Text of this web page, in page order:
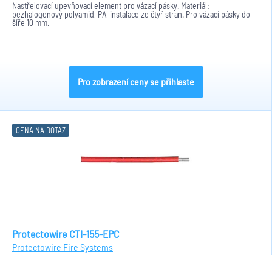
Nastřelovací upevňovací element pro vázací pásky. Materiál:
bezhalogenový polyamid, PA, instalace ze čtyř stran. Pro vázací pásky do
šíře 10 mm.
Pro zobrazení ceny se přihlaste
CENA NA DOTAZ
Protectowire CTI-155-EPC
Protectowire Fire Systems